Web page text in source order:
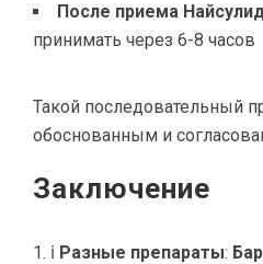
После приема
принимать через 6-8 часов
Такой последовательный
обоснованным и
Заключение
ℹ Разные препараты: